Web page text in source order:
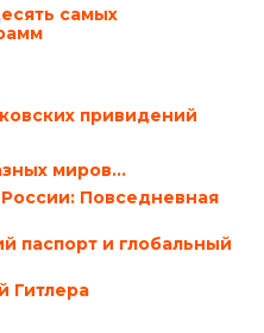
самых
привидений
миров…
Повседневная
паспорт и глобальный
Гитлера